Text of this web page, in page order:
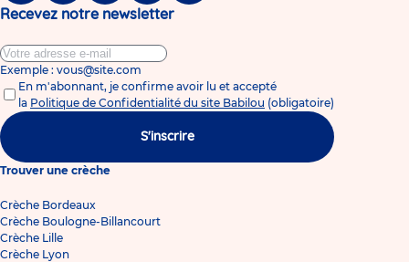
Recevez notre newsletter
Exemple : vous@site.com
En m'abonnant, je confirme avoir lu et accepté
la Politique de Confidentialité du site Babilou (obligatoire)
S'inscrire
Trouver une crèche
Crèche Bordeaux
Crèche Boulogne-Billancourt
Crèche Lille
Crèche Lyon